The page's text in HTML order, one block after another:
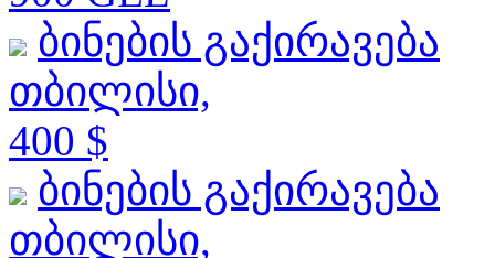
ბინების გაქირავება
თბილისი,
400 $
ბინების გაქირავება
თბილისი,